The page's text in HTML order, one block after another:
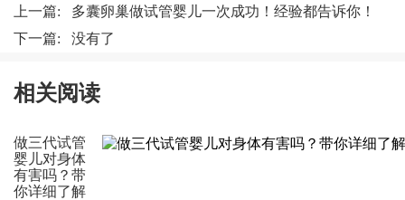
上一篇: 多囊卵巢做试管婴儿一次成功！经验都告诉你！
下一篇: 没有了
相关阅读
做三代试管
婴儿对身体
有害吗？带
你详细了解